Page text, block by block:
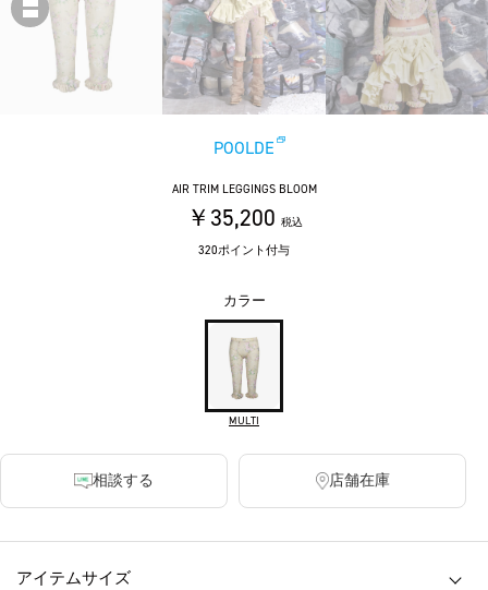
POOLDE
AIR TRIM LEGGINGS BLOOM
￥35,200 税込
320ポイント付与
カラー
MULTI
相談する 店舗在庫
アイテムサイズ